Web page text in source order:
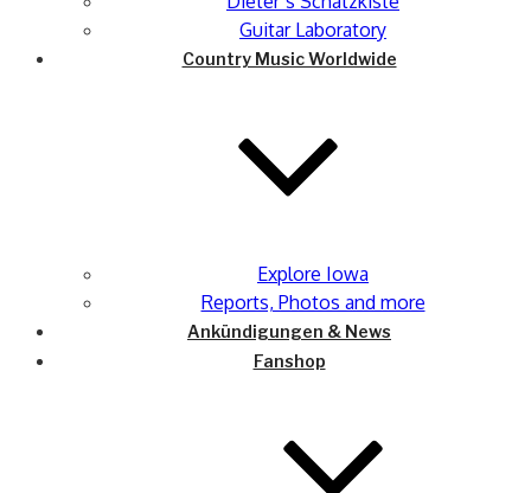
Guitar Laboratory
Country Music Worldwide
Explore Iowa
Reports, Photos and more
Ankündigungen & News
Fanshop